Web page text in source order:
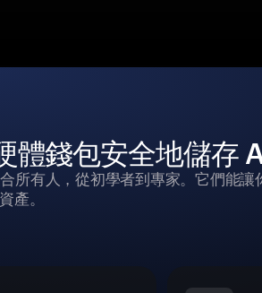
體錢包安全地儲存
所有人，從初學者到專家。它們能
產。